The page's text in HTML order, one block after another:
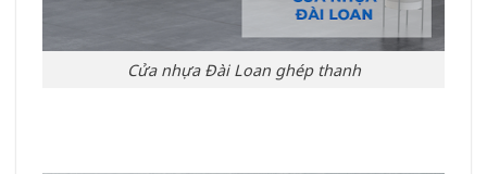
Cửa nhựa Đài Loan ghép thanh